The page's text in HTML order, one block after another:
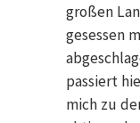
großen
gesessen
passiert
mich zu